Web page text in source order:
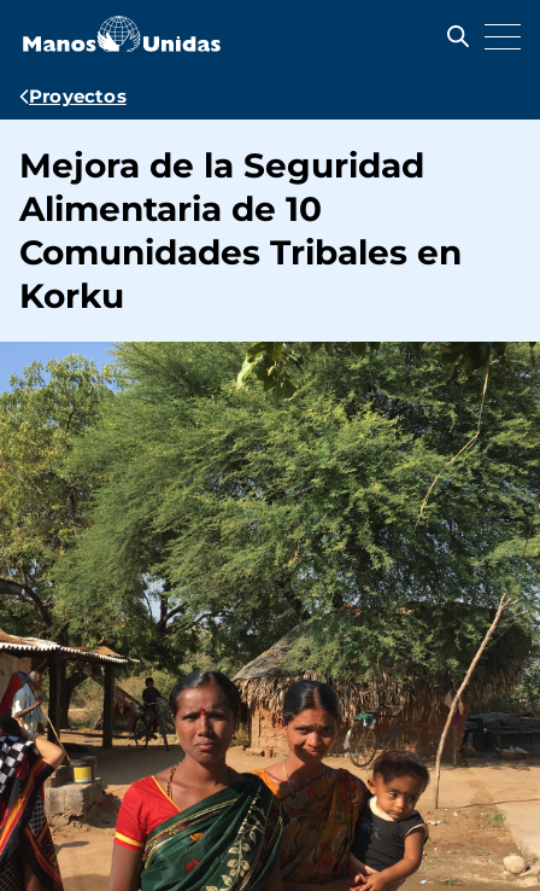
contenido
Ruta
navegación
Proyectos
Mejora de la Seguridad
Alimentaria de 10
Comunidades Tribales en
Korku